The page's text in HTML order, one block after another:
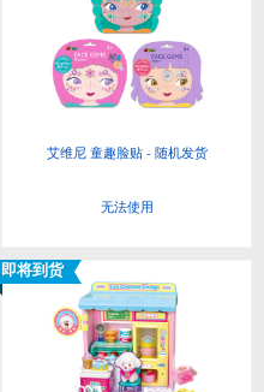
艾维尼 童趣脸贴 - 随机发货
无法使用
即将到货